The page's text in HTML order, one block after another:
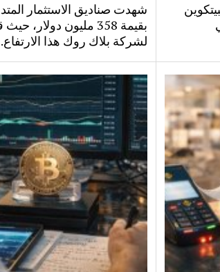
شهدت صناديق الاستثمار
لشركة بلاك روك هذا الارتفاع.